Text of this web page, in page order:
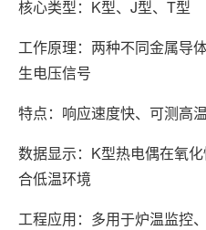
核心类型：K型、J型、T型
工作原理：两种不同金属导
生电压信号
特点：响应速度快、可测高
数据显示：K型热电偶在氧
合低温环境
工程应用：多用于炉温监控